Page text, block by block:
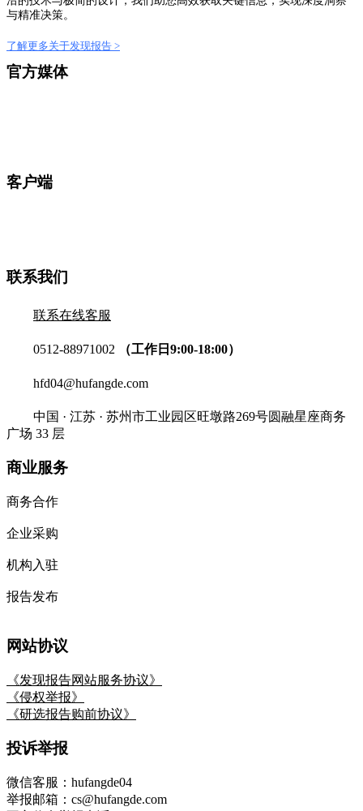
与精准决策。
了解更多关于发现报告 >
官方媒体
客户端
联系我们
联系在线客服
0512-88971002 （工作日9:00-18:00）
hfd04@hufangde.com
中国 · 江苏 · 苏州市工业园区旺墩路269号圆融星座商务
广场 33 层
商业服务
商务合作
企业采购
机构入驻
报告发布
网站协议
《发现报告网站服务协议》
《侵权举报》
《研选报告购前协议》
投诉举报
微信客服：hufangde04
举报邮箱：cs@hufangde.com